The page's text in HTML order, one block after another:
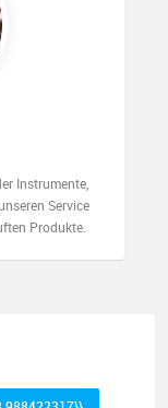
Instrumente,
Service
Produkte.